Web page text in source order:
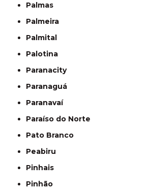
Palmas
Palmeira
Palmital
Palotina
Paranacity
Paranaguá
Paranavaí
Paraíso do Norte
Pato Branco
Peabiru
Pinhais
Pinhão